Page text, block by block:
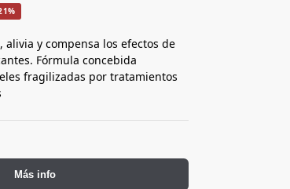
alivia y compensa los efectos de
Fórmula concebida
fragilizadas por tratamientos
Más info